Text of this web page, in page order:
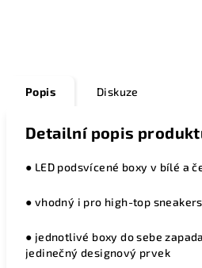
Popis Diskuze
Detailní popis
● LED podsvícené boxy v bílé a
● vhodný i pro high-top sneakers
● jednotlivé boxy do sebe
jedinečný designový prvek